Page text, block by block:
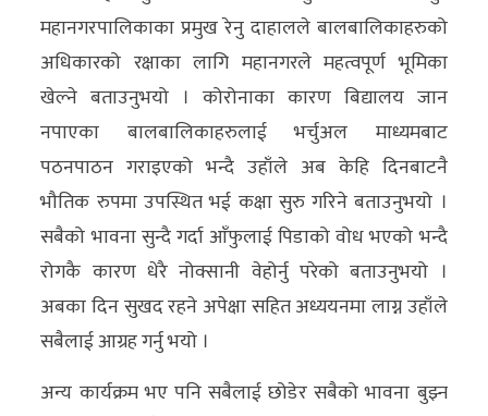
महानगरपालिकाका प्रमुख रेनु दाहालले बालबालिकाहरुको
अधिकारको रक्षाका लागि महानगरले महत्वपूर्ण भूमिका
खेल्ने बताउनुभयो । कोरोनाका कारण बिद्यालय जान
नपाएका बालबालिकाहरुलाई भर्चुअल माध्यमबाट
पठनपाठन गराइएको भन्दै उहाँले अब केहि दिनबाटनै
भौतिक रुपमा उपस्थित भई कक्षा सुरु गरिने बताउनुभयो ।
सबैको भावना सुन्दै गर्दा आँफुलाई पिडाको वोध भएको भन्दै
रोगकै कारण धेरै नोक्सानी वेहोर्नु परेको बताउनुभयो ।
अबका दिन सुखद रहने अपेक्षा सहित अध्ययनमा लाग्न उहाँले
सबैलाई आग्रह गर्नु भयो ।
अन्य कार्यक्रम भए पनि सबैलाई छोडेर सबैको भावना बुझ्न